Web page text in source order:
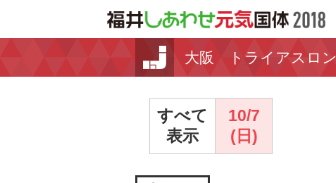
大阪 トライアスロン
すべて
表示
10/7
(日)